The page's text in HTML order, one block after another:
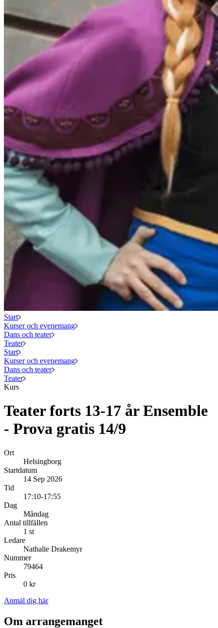
Start
Kurser och evenemang
Dans och teater
Teater
Start
Kurser och evenemang
Dans och teater
Teater
Kurs
Teater forts 13-17 år Ensemble
- Prova gratis 14/9
Ort
Helsingborg
Startdatum
14 Sep 2026
Tid
17:10-17:55
Dag
Måndag
Antal tillfällen
1 st
Ledare
Nathalie Drakemyr
Nummer
79464
Pris
0 kr
Anmäl dig här
Om arrangemanget